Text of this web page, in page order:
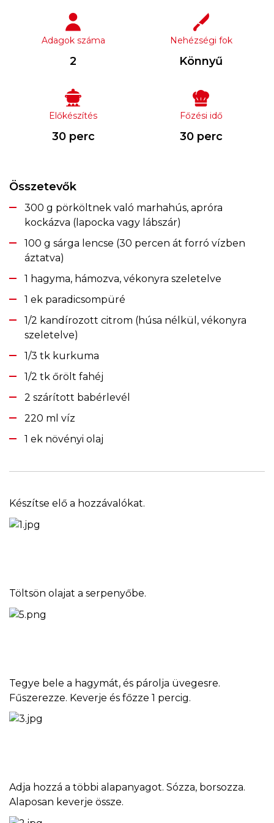
Adagok száma
2
Nehézségi fok
Könnyű
Előkészítés
30 perc
Főzési idő
30 perc
Összetevők
300 g pörköltnek való marhahús, apróra
kockázva (lapocka vagy lábszár)
100 g sárga lencse (30 percen át forró vízben
áztatva)
1 hagyma, hámozva, vékonyra szeletelve
1 ek paradicsompüré
1/2 kandírozott citrom (húsa nélkül, vékonyra
szeletelve)
1/3 tk kurkuma
1/2 tk őrölt fahéj
2 szárított babérlevél
220 ml víz
1 ek növényi olaj
Készítse elő a hozzávalókat.
Töltsön olajat a serpenyőbe.
Tegye bele a hagymát, és párolja üvegesre.
Fűszerezze. Keverje és főzze 1 percig.
Adja hozzá a többi alapanyagot. Sózza, borsozza.
Alaposan keverje össze.